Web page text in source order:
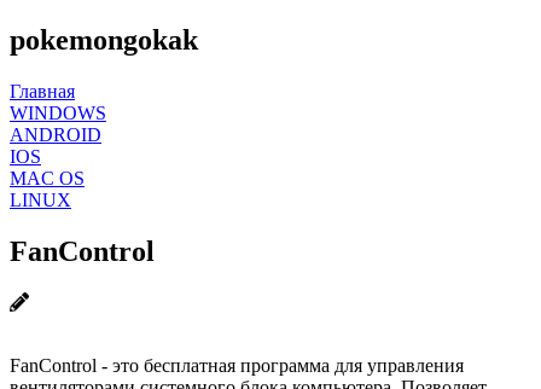
pokemongokak
Главная
WINDOWS
ANDROID
IOS
MAC OS
LINUX
FanControl
FanControl - это бесплатная программа для управления